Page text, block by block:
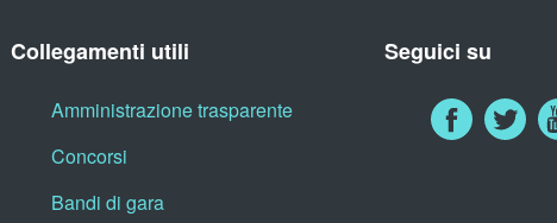
Collegamenti utili
Amministrazione trasparente
Concorsi
Bandi di gara
Seguici su